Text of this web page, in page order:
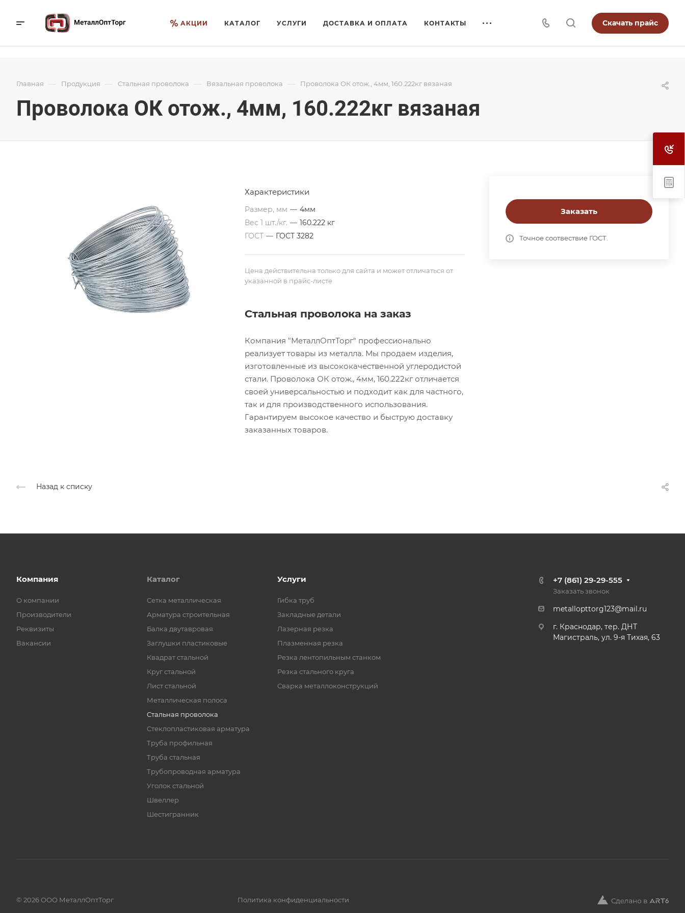
АКЦИИ КАТАЛОГ УСЛУГИ ДОСТАВКА И ОПЛАТА КОНТАКТЫ Скачать прайс
Главная — Продукция — Стальная проволока — Вязальная проволока — Проволока ОК отож., 4мм, 160.222кг вязаная
Проволока ОК отож., 4мм, 160.222кг вязаная
Заказать
Точное соотвествие ГОСТ.
Характеристики
Размер, мм — 4мм
Вес 1 шт./кг. — 160.222 кг
ГОСТ — ГОСТ 3282
Цена действительна только для сайта и может отличаться от
указанной в прайс-листе
Стальная проволока на заказ
Компания "МеталлОптТорг" профессионально
реализует товары из металла. Мы продаем изделия,
изготовленные из высококачественной углеродистой
стали. Проволока ОК отож., 4мм, 160.222кг отличается
своей универсальностью и подходит как для частного,
так и для производственного использования.
Гарантируем высокое качество и быструю доставку
заказанных товаров.
Назад к списку
Компания
О компании
Производители
Реквизиты
Вакансии
Каталог
Cетка металлическая
Арматура строительная
Балка двутавровая
Заглушки пластиковые
Квадрат стальной
Круг стальной
Лист стальной
Металлическая полоса
Стальная проволока
Стеклопластиковая арматура
Труба профильная
Труба стальная
Трубопроводная арматура
Уголок стальной
Швеллер
Шестигранник
Услуги
Гибка труб
Закладные детали
Лазерная резка
Плазменная резка
Резка лентопильным станком
Резка стального круга
Сварка металлоконструкций
+7 (861) 29-29-555
Заказать звонок
metallopttorg123@mail.ru
г. Краснодар, тер. ДНТ
Магистраль, ул. 9-я Тихая, 63
© 2026 ООО МеталлОптТорг Политика конфиденциальности